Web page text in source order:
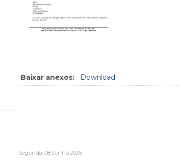
Baixar anexos: Download
Segunda, 08 Junho 2026